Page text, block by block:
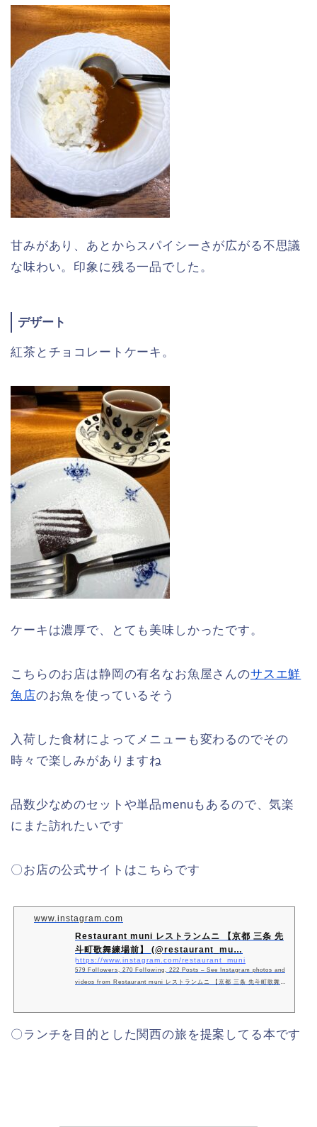
甘みがあり、あとからスパイシーさが広がる不思議
な味わい。印象に残る一品でした。
デザート
紅茶とチョコレートケーキ。
ケーキは濃厚で、とても美味しかったです。
こちらのお店は静岡の有名なお魚屋さんのサスエ鮮
魚店のお魚を使っているそう
入荷した食材によってメニューも変わるのでその
時々で楽しみがありますね
品数少なめのセットや単品menuもあるので、気楽
にまた訪れたいです
〇お店の公式サイトはこちらです
www.instagram.com
Restaurant muni レストランムニ 【京都 三条 先
斗町歌舞練場前】 (@restaurant_mu…
https://www.instagram.com/restaurant_muni
579 Followers, 270 Following, 222 Posts – See Instagram photos and
videos from Restaurant muni レストランムニ 【京都 三条 先斗町歌舞練
〇ランチを目的とした関西の旅を提案してる本です